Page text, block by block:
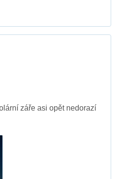
záře asi opět nedorazí